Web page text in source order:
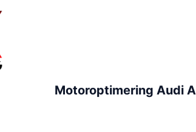
Motoroptimering Audi